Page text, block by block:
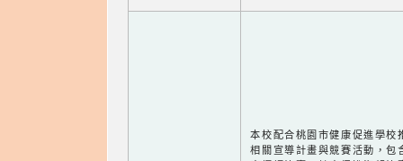
本校配合桃園市健康促進學校
相關宣導計畫與競賽活動，包